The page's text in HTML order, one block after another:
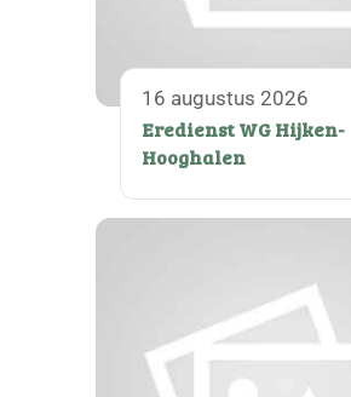
16 augustus 2026
Eredienst WG Hijken-
Hooghalen